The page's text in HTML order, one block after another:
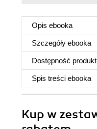
Opis ebooka
Szczegóły ebooka
Dostępność
Spis treści ebooka
Kup w